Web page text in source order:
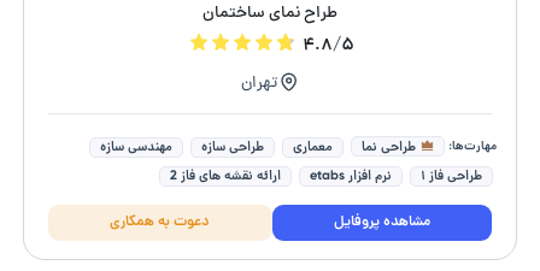
طراح نمای ساختمان
۴.۸/۵
تهران
مهارت‌ها: طراحی نما معماری طراحی سازه
مهندسی سازه
طراحی فاز ۱
نرم افزار etabs
ارائه نقشه های فاز 2
طراحی ساختمان مسکونی
طراحی دکوراسیون داخلی
طراحی صفر تا صد ساختمان
مشاهده پروفایل دعوت به همکاری